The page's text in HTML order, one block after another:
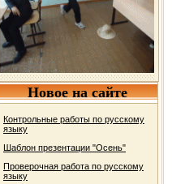
Новое на сайте
Контрольные работы по русскому
языку
Шаблон презентации "Осень"
Проверочная работа по русскому
языку